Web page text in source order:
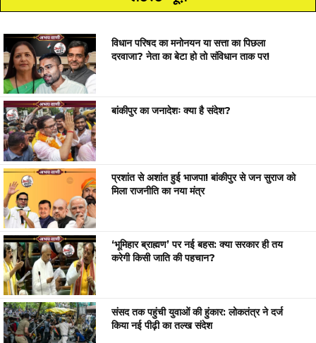
विधान परिषद का मनोनयन या सत्ता का पिछला
दरवाजा? नेता का बेटा हो तो संविधान ताक पर!
बांकीपुर का जनादेशः क्या है संदेश?
प्रशांत से अशांत हुई भाजपा! बांकीपुर से जन सुराज को
मिला राजनीति का नया मंत्र
‘भूमिहार ब्राह्मण’ पर नई बहस: क्या सरकार ही तय
करेगी किसी जाति की पहचान?
संसद तक पहुंची युवाओं की हुंकार: लोकतंत्र ने दर्ज
किया नई पीढ़ी का तल्ख संदेश